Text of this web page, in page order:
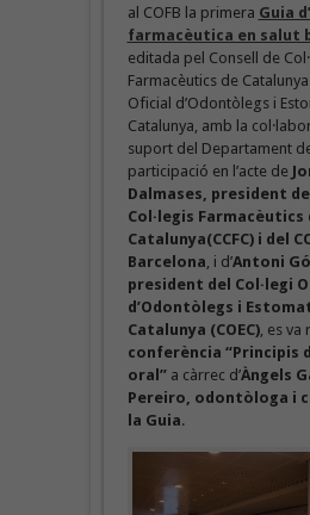
al COFB la primera Guia
farmacèutica en salut
editada pel Consell de
Farmacèutics de
Oficial d’Odontòlegs i
Catalunya, amb la
suport del Departament
participació en l’acte de
Dalmases, president
Col·legis Farmacèutics
Catalunya(CCFC) i del
Barcelona , i d’Antoni
president del Col·legi
d’Odontòlegs i
Catalunya (COEC), es va
conferència “Principis
oral”a càrrec d’Àngels
Pereiro, odontòloga i
la Guia.